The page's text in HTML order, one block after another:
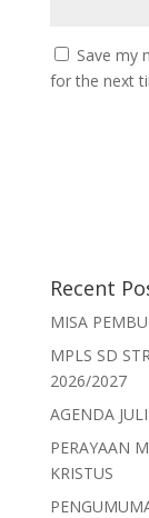
Save my
for the next
Recent
MISA
MPLS SD
2026/2027
AGENDA
PERAYAAN
KRISTUS